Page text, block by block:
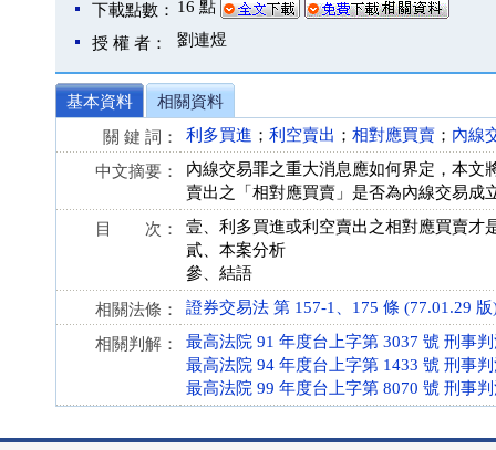
下載點數： 16 點
授 權 者： 劉連煜
基本資料
相關資料
關 鍵 詞：
利多買進 ； 利空賣出 ； 相對應買賣 ； 內線
中文摘要：
內線交易罪之重大消息應如何界定，本文
賣出之「相對應買賣」是否為內線交易成
目 次：
壹、利多買進或利空賣出之相對應買賣才
貳、本案分析
參、結語
相關法條： 證券交易法 第 157-1、175 條 (77.01.29 版
相關判解：
最高法院 91 年度台上字第 3037 號 刑事
最高法院 94 年度台上字第 1433 號 刑事
最高法院 99 年度台上字第 8070 號 刑事